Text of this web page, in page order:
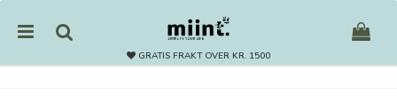
GRATIS FRAKT OVER KR. 1500